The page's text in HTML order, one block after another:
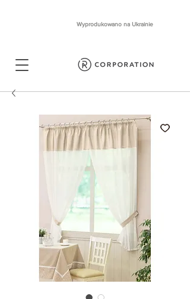
Wyprodukowano na Ukrainie